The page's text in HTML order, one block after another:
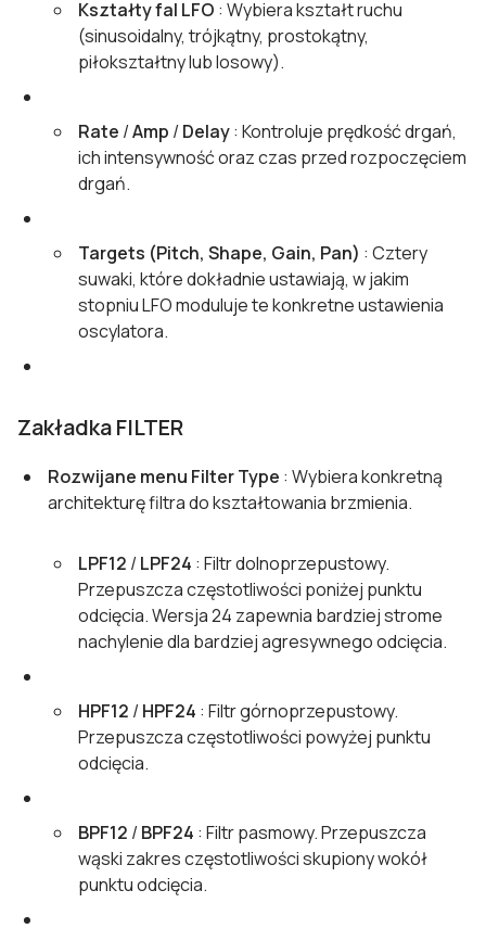
Kształty fal LFO : Wybiera kształt ruchu
(sinusoidalny, trójkątny, prostokątny,
piłokształtny lub losowy).
Rate /Amp / Delay: Kontroluje prędkość drgań,
ich intensywność oraz czas przed rozpoczęciem
drgań.
Targets (Pitch, Shape, Gain, Pan) : Cztery
suwaki, które dokładnie ustawiają, w jakim
stopniu LFO moduluje te konkretne ustawienia
oscylatora.
Zakładka FILTER
Rozwijane menu Filter Type : Wybiera konkretną
architekturę filtra do kształtowania brzmienia.
LPF12 / LPF24 : Filtr dolnoprzepustowy.
Przepuszcza częstotliwości poniżej punktu
odcięcia. Wersja 24 zapewnia bardziej strome
nachylenie dla bardziej agresywnego odcięcia.
HPF12 / HPF24 : Filtr górnoprzepustowy.
Przepuszcza częstotliwości powyżej punktu
odcięcia.
BPF12 / BPF24 : Filtr pasmowy. Przepuszcza
wąski zakres częstotliwości skupiony wokół
punktu odcięcia.